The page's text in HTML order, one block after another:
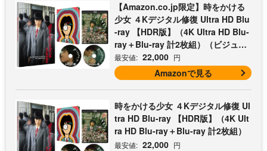
【Amazon.co.jp限定】時をかける
少女 ４Kデジタル修復 Ultra HD Blu
-ray 【HDR版】（4K Ultra HD Blu-
ray＋Blu-ray 計2枚組）（ビジュア
ルシート3枚セット付）
最安値: 22,000 円
Amazonで見る
時をかける少女 ４Kデジタル修復 Ul
tra HD Blu-ray 【HDR版】（4K Ult
ra HD Blu-ray＋Blu-ray 計2枚組）
最安値: 22,000 円